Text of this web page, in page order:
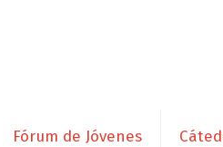
Fórum de Jóvenes